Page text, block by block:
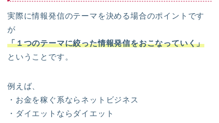
実際に情報発信のテーマを決める場合のポイントです
が
「１つのテーマに絞った情報発信をおこなっていく」
ということです。
例えば、
・お金を稼ぐ系ならネットビジネス
・ダイエットならダイエット